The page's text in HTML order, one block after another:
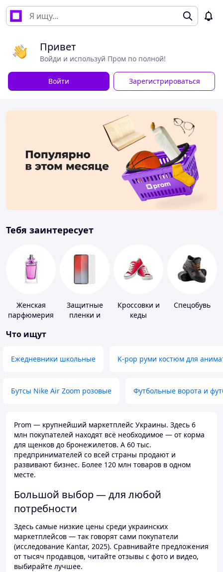
Привет
Войди и используй Пром по полной!
Войти Зарегистрироваться
Тебя заинтересует
Женская
парфюмерия
Защитные
пленки и
Кроссовки и
кеды
Спецобувь
Что ищут
Ежедневники школьные K-pop руми костюм для
Бутсы Nike Air Zoom розовые Футбольные ворота и
Prom — крупнейший маркетплейс Украины. Здесь 6
млн покупателей находят всё необходимое — от корма
для щенков до бронежилетов. А 60 тыс.
предпринимателей со всей страны продают и
развивают бизнес. Более 120 млн товаров в одном
месте.
Большой выбор — для любой
потребности
Здесь самые низкие цены среди украинских
маркетплейсов — так говорят сами покупатели
(исследование Kantar, 2025). Сравнивайте предложения
от тысяч продавцов, читайте отзывы с фото и видео,
выбирайте лучшее.